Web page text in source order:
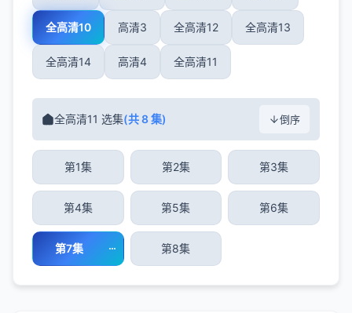
全高清10 高清3 全高清12 全高清13
全高清14 高清4 全高清11
全高清11 选集(共 8 集) 倒序
第1集 第2集 第3集
第4集 第5集 第6集
第7集 第8集